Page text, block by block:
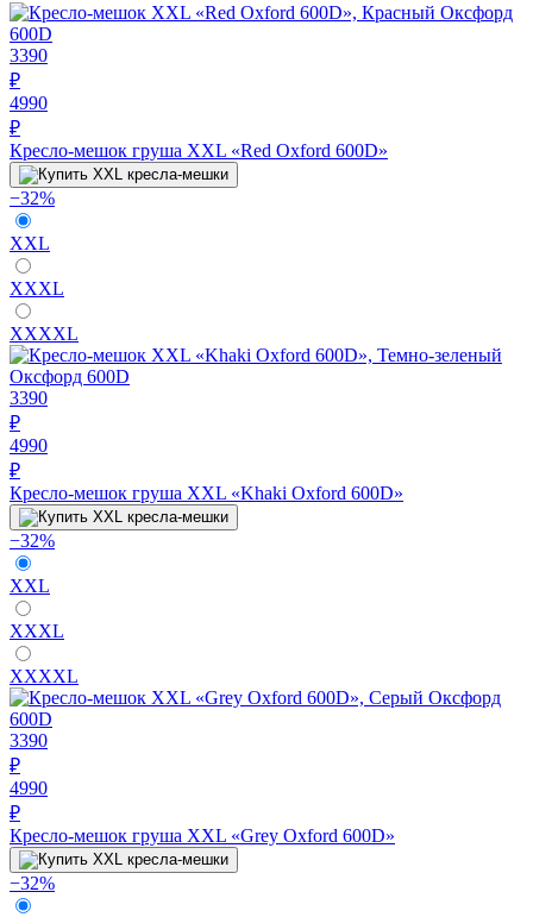
3390
₽
4990
₽
Кресло-мешок груша XXL «Red Oxford 600D»
−32%
XXL
XXXL
XXXXL
3390
₽
4990
₽
Кресло-мешок груша XXL «Khaki Oxford 600D»
−32%
XXL
XXXL
XXXXL
3390
₽
4990
₽
Кресло-мешок груша XXL «Grey Oxford 600D»
−32%